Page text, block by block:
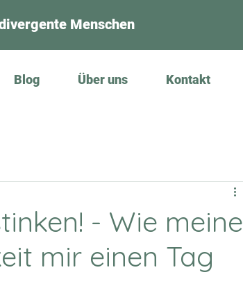
Menschen
Blog Über uns Kontakt
- Wie meine
mir einen Tag